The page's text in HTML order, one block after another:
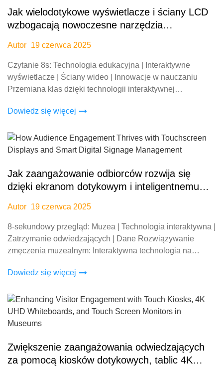
Jak wielodotykowe wyświetlacze i ściany LCD
wzbogacają nowoczesne narzędzia
Autor 19 czerwca 2025
Czytanie 8s: Technologia edukacyjna | Interaktywne
wyświetlacze | Ściany wideo | Innowacje w nauczaniu
Przemiana klas dzięki technologii interaktywnej
wyświetlacze i ściany LCD do nagrywania wideo
Dowiedz się więcej
Jak zaangażowanie odbiorców rozwija się
dzięki ekranom dotykowym i inteligentnemu
Autor 19 czerwca 2025
8-sekundowy przegląd: Muzea | Technologia interaktywna |
Zatrzymanie odwiedzających | Dane Rozwiązywanie
zmęczenia muzealnym: Interaktywna technologia na
zatrzymania odwiedzających — 72% gości zgłasza &
Dowiedz się więcej
Zwiększenie zaangażowania odwiedzających
za pomocą kiosków dotykowych, tablic 4K